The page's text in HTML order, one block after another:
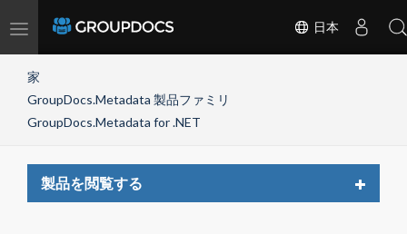
Toggle
日本
家
GroupDocs.Metadata 製品ファミリ
GroupDocs.Metadata for .NET
製品を閲覧する
Toggle